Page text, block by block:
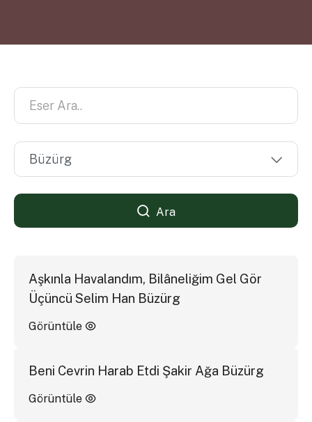
Ara
Aşkınla Havalandım, Bilâneliğim Gel Gör
Üçüncü Selim Han Büzürg
Görüntüle
Beni Cevrin Harab Etdi Şakir Ağa Büzürg
Görüntüle